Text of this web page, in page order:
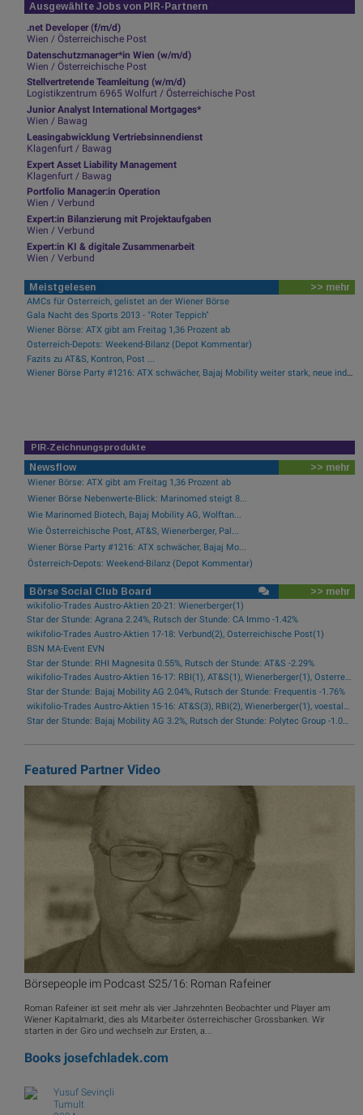
Ausgewählte Jobs von PIR-Partnern
.net Developer (f/m/d)
Wien / Österreichische Post
Datenschutzmanager*in Wien (w/m/d)
Wien / Österreichische Post
Stellvertretende Teamleitung (w/m/d)
Logistikzentrum 6965 Wolfurt / Österreichische Post
Junior Analyst International Mortgages*
Wien / Bawag
Leasingabwicklung Vertriebsinnendienst
Klagenfurt / Bawag
Expert Asset Liability Management
Klagenfurt / Bawag
Portfolio Manager:in Operation
Wien / Verbund
Expert:in Bilanzierung mit Projektaufgaben
Wien / Verbund
Expert:in KI & digitale Zusammenarbeit
Wien / Verbund
Meistgelesen >> mehr
AMCs für Österreich, gelistet an der Wiener Börse
Gala Nacht des Sports 2013 - "Roter Teppich"
Wiener Börse: ATX gibt am Freitag 1,36 Prozent ab
Österreich-Depots: Weekend-Bilanz (Depot Kommentar)
Fazits zu AT&S, Kontron, Post ...
Wiener Börse Party #1216: ATX schwächer, Bajaj Mobility weiter stark, neue indische Freunde und Rajiv Bajaj mein Man of the Day
PIR-Zeichnungsprodukte
Newsflow >> mehr
Wiener Börse: ATX gibt am Freitag 1,36 Prozent ab
Wiener Börse Nebenwerte-Blick: Marinomed steigt 8...
Wie Marinomed Biotech, Bajaj Mobility AG, Wolftan...
Wie Österreichische Post, AT&S, Wienerberger, Pal...
Wiener Börse Party #1216: ATX schwächer, Bajaj Mo...
Österreich-Depots: Weekend-Bilanz (Depot Kommentar)
Börse Social Club Board >> mehr
wikifolio-Trades Austro-Aktien 20-21: Wienerberger(1)
Star der Stunde: Agrana 2.24%, Rutsch der Stunde: CA Immo -1.42%
wikifolio-Trades Austro-Aktien 17-18: Verbund(2), Österreichische Post(1)
BSN MA-Event EVN
Star der Stunde: RHI Magnesita 0.55%, Rutsch der Stunde: AT&S -2.29%
wikifolio-Trades Austro-Aktien 16-17: RBI(1), AT&S(1), Wienerberger(1), Österreichische Post(1)
Star der Stunde: Bajaj Mobility AG 2.04%, Rutsch der Stunde: Frequentis -1.76%
wikifolio-Trades Austro-Aktien 15-16: AT&S(3), RBI(2), Wienerberger(1), voestalpine(1), Kontron(1), Bawag(1)
Star der Stunde: Bajaj Mobility AG 3.2%, Rutsch der Stunde: Polytec Group -1.01%
Featured Partner Video
Börsepeople im Podcast S25/16: Roman Rafeiner
Roman Rafeiner ist seit mehr als vier Jahrzehnten Beobachter und Player am
Wiener Kapitalmarkt, dies als Mitarbeiter österreichischer Grossbanken. Wir
starten in der Giro und wechseln zur Ersten, a...
Books josefchladek.com
Yusuf Sevinçli
Tumult